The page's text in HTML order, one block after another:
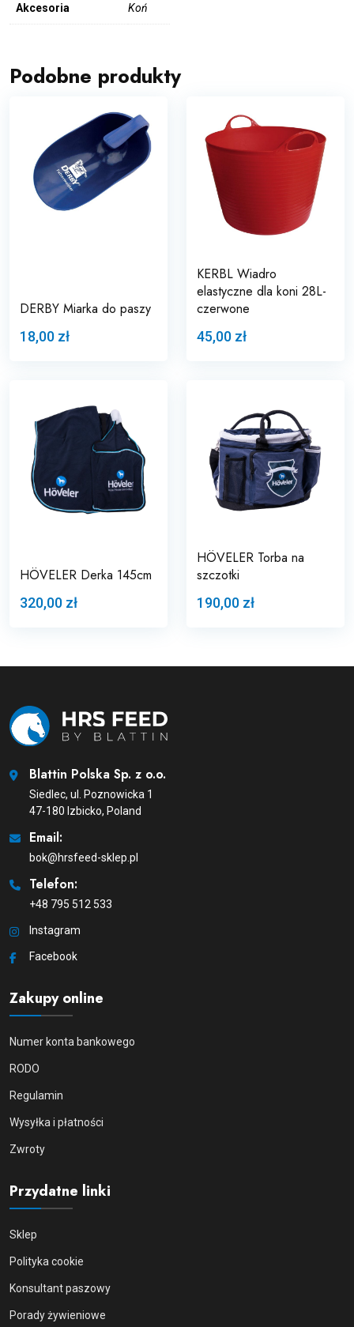
Akcesoria Koń
Podobne produkty
DERBY Miarka do paszy
18,00 zł
KERBL Wiadro
elastyczne dla koni 28L-
czerwone
45,00 zł
HÖVELER Derka 145cm
320,00 zł
HÖVELER Torba na
szczotki
190,00 zł
Blattin Polska Sp. z o.o.
Siedlec, ul. Poznowicka 1
47-180 Izbicko, Poland
Email:
bok@hrsfeed-sklep.pl
Telefon:
+48 795 512 533
Instagram
Facebook
Zakupy online
Numer konta bankowego
RODO
Regulamin
Wysyłka i płatności
Zwroty
Przydatne linki
Sklep
Polityka cookie
Konsultant paszowy
Porady żywieniowe